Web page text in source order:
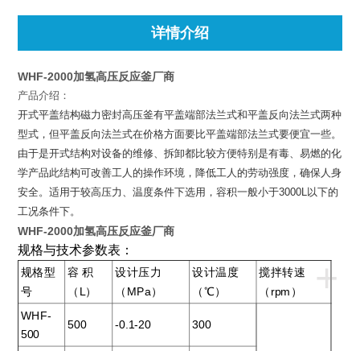
详情介绍
WHF-2000加氢高压反应釜厂商
产品介绍：
开式平盖结构磁力密封高压釜有平盖端部法兰式和平盖反向法兰式两种
型式，但平盖反向法兰式在价格方面要比平盖端部法兰式要便宜一些。
由于是开式结构对设备的维修、拆卸都比较方便特别是有毒、易燃的化
学产品此结构可改善工人的操作环境，降低工人的劳动强度，确保人身
安全。适用于较高压力、温度条件下选用，容积一般小于3000L以下的
工况条件下。
WHF-2000加氢高压反应釜厂商
规格与技术参数表：
+
规格型
号
容 积
（L）
设计压力
（MPa）
设计温度
（℃）
搅拌转速
（rpm）
WHF-
500
500 -0.1-20 300